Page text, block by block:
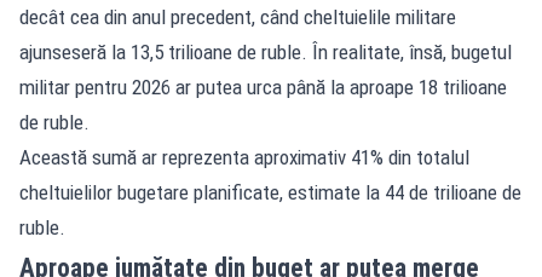
decât cea din anul precedent, când cheltuielile militare
ajunseseră la 13,5 trilioane de ruble. În realitate, însă, bugetul
militar pentru 2026 ar putea urca până la aproape 18 trilioane
de ruble.
Această sumă ar reprezenta aproximativ 41% din totalul
cheltuielilor bugetare planificate, estimate la 44 de trilioane de
ruble.
Aproape jumătate din buget ar putea merge